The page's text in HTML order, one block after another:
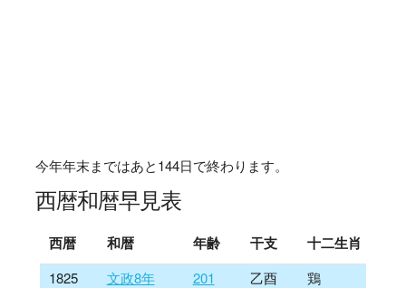
今年年末まではあと144日で終わります。
西暦和暦早見表
西暦 和暦 年齢 干支 十二生肖
1825 文政8年 201 乙酉
鶏